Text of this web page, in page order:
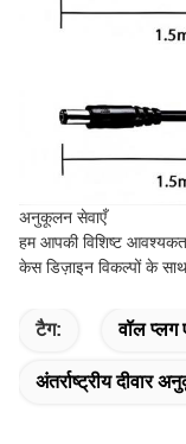
अनुकूलन सेवाएँ
हम आपकी विशिष्ट
केस डिज़ाइन विकल्पों के
टैग: वॉल प्लग
अंतर्राष्ट्रीय दीवार